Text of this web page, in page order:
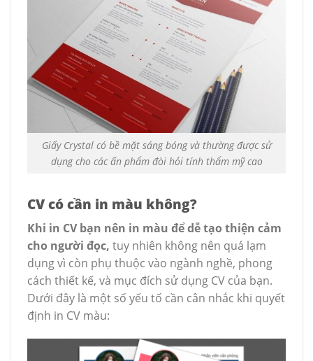
Giấy Crystal có bề mặt sáng bóng và thường được sử
dụng cho các ấn phẩm đòi hỏi tính thẩm mỹ cao
CV có cần in màu không?
Khi in CV bạn nên in màu để dễ tạo thiện cảm
cho người đọc, tuy nhiên không nên quá lạm
dụng vì còn phụ thuộc vào ngành nghề, phong
cách thiết kế, và mục đích sử dụng CV của bạn.
Dưới đây là một số yếu tố cần cân nhắc khi quyết
định in CV màu: